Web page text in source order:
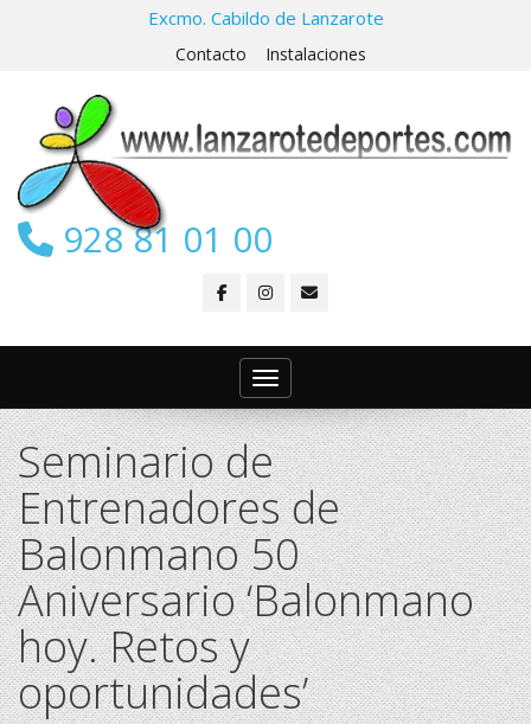
Excmo. Cabildo de Lanzarote
Contacto Instalaciones
928 81 01 00
Toggle navigation
Seminario de
Entrenadores de
Balonmano 50
Aniversario ‘Balonmano
hoy. Retos y
oportunidades’